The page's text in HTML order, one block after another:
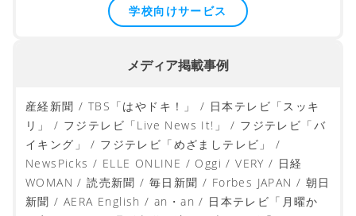
大学・実践女子大学短期大学部 / 惺山高等学校 / 成蹊
大学 / 神奈川学園中学・高等学校 / 宇部工業高等専門
学校向けサービス
メディア掲載事例
産経新聞 / TBS「はやドキ！」 / 日本テレビ「スッキ
リ」 / フジテレビ「Live News It!」 / フジテレビ「バ
イキング」 / フジテレビ「めざましテレビ」 /